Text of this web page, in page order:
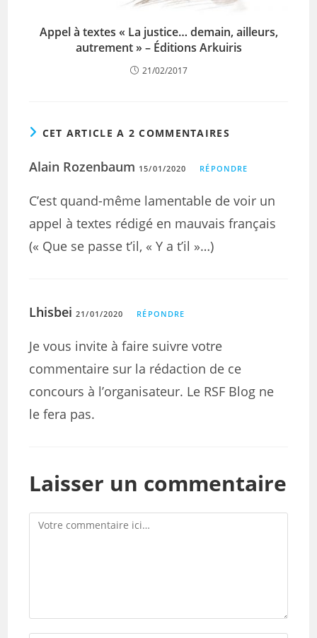
Appel à textes « La justice… demain, ailleurs,
autrement » – Éditions Arkuiris
21/02/2017
CET ARTICLE A 2 COMMENTAIRES
Alain Rozenbaum 15/01/2020 RÉPONDRE
C’est quand-même lamentable de voir un
appel à textes rédigé en mauvais français
(« Que se passe t’il, « Y a t’il »…)
Lhisbei 21/01/2020 RÉPONDRE
Je vous invite à faire suivre votre
commentaire sur la rédaction de ce
concours à l’organisateur. Le RSF Blog ne
le fera pas.
Laisser un commentaire